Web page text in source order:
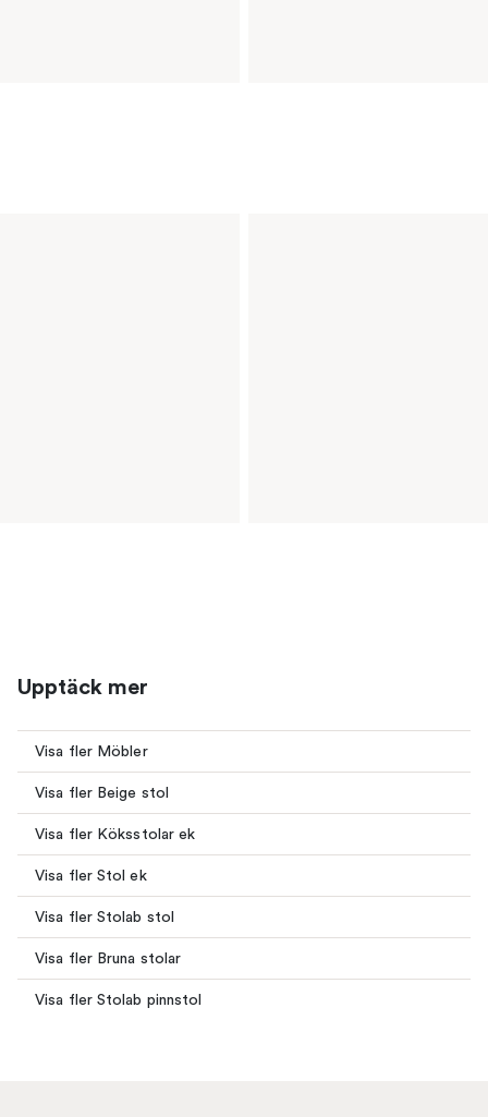
Upptäck mer
Visa fler Möbler
Visa fler Beige stol
Visa fler Köksstolar ek
Visa fler Stol ek
Visa fler Stolab stol
Visa fler Bruna stolar
Visa fler Stolab pinnstol